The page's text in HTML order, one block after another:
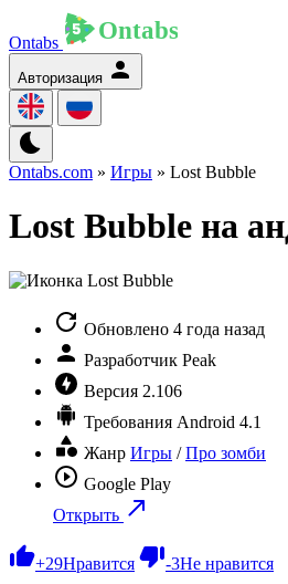
Ontabs
Авторизация
Ontabs.com » Игры » Lost Bubble
Lost Bubble на
Обновлено 4 года назад
Разработчик Peak
Версия 2.106
Требования Android 4.1
Жанр Игры /Про зомби
Google Play
Открыть
+29Нравится -3Не нравится